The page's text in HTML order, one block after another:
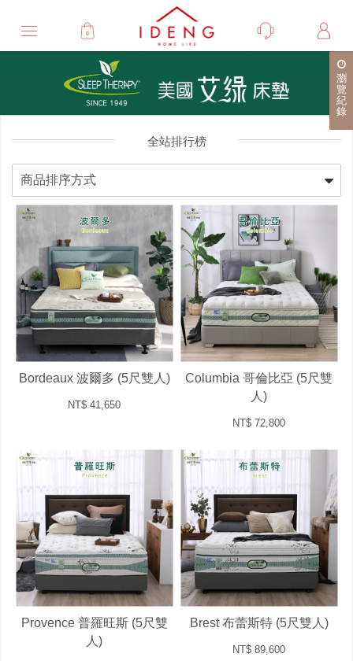
0
瀏
覽
紀
錄
全站排行榜
Bordeaux 波爾多 (5尺雙人)
NT$ 41,650
Columbia 哥倫比亞 (5尺雙
人)
NT$ 72,800
Provence 普羅旺斯 (5尺雙
人)
Brest 布蕾斯特 (5尺雙人)
NT$ 89,600